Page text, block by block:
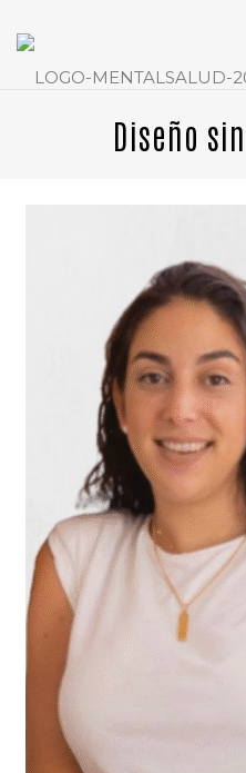
Diseño